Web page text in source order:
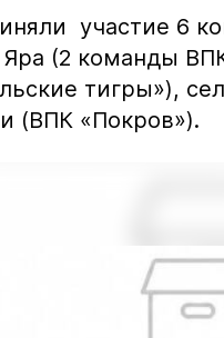
участие 6
Яра (2 команды
тигры»),
(ВПК «Покров»).